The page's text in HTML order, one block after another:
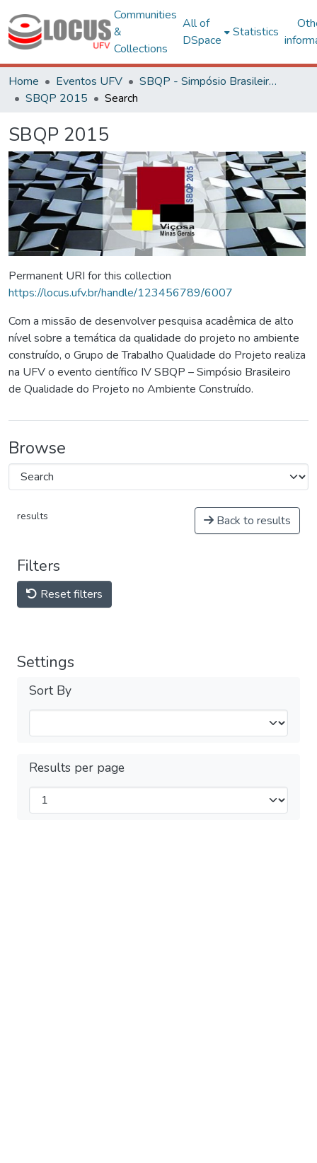
Communities
&
Collections
All of
DSpace
Statistics
Home Eventos UFV
SBQP - Simpósio Brasileiro de Qualidade do Projeto no Ambiente Construído
SBQP 2015
Search
SBQP 2015
Permanent URI for this collection
https://locus.ufv.br/handle/123456789/6007
Com a missão de desenvolver pesquisa acadêmica de alto
nível sobre a temática da qualidade do projeto no ambiente
construído, o Grupo de Trabalho Qualidade do Projeto realiza
na UFV o evento científico IV SBQP – Simpósio Brasileiro
de Qualidade do Projeto no Ambiente Construído.
Browse
results Back to results
Filters
Reset filters
Settings
Sort By
Results per page